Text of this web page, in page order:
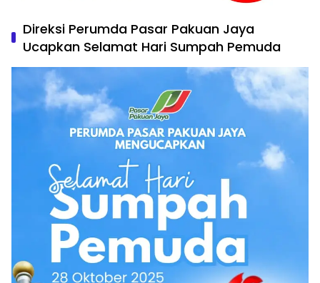
Direksi Perumda Pasar Pakuan Jaya
Ucapkan Selamat Hari Sumpah Pemuda